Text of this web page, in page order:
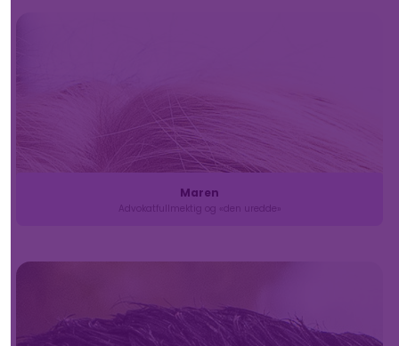
Maren
Advokatfullmektig og «den uredde»